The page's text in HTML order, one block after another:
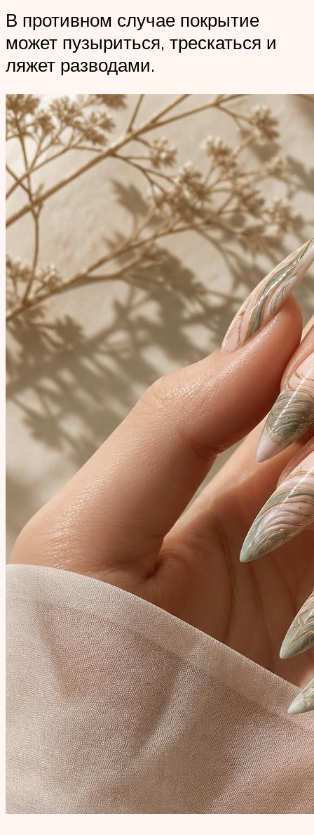
В противном случае покрытие
может пузыриться, трескаться и
ляжет разводами.